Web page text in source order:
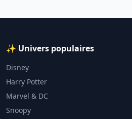
✨ Univers populaires
Disney
Harry Potter
Marvel & DC
Snoopy